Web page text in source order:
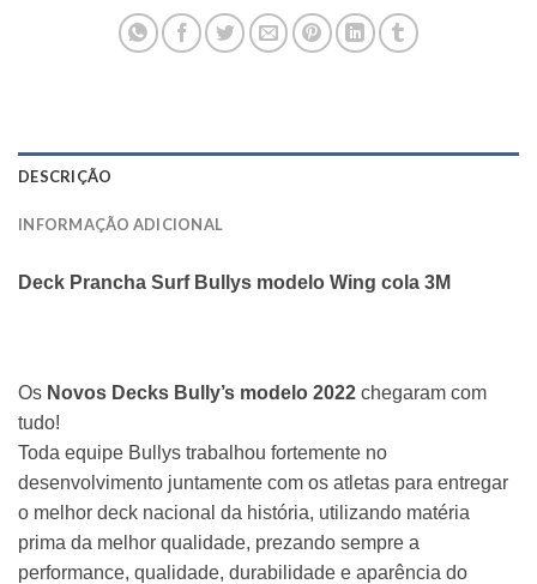
DESCRIÇÃO
INFORMAÇÃO ADICIONAL
Deck Prancha Surf Bullys modelo Wing cola 3M
Os Novos Decks Bully’s modelo 2022 chegaram com
tudo!
Toda equipe Bullys trabalhou fortemente no
desenvolvimento juntamente com os atletas para entregar
o melhor deck nacional da história, utilizando matéria
prima da melhor qualidade, prezando sempre a
performance, qualidade, durabilidade e aparência do